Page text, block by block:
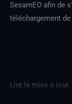
SesamEO afin de
téléchargement
Lire la mise à jour.
connexion